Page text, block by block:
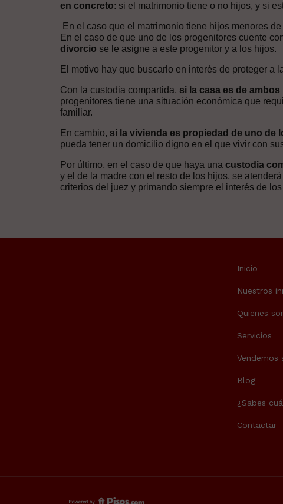
en concreto: si el matrimonio tiene o no hijos, y si
En el caso que el matrimonio tiene hijos menores
En el caso de que uno de los progenitores cuente
divorcio se le asigne a este progenitor y a los hijos.
El motivo hay que buscarlo en interés de proteger a
Con la custodia compartida, si la casa es de
progenitores tiene una situación económica que
familiar.
En cambio, si la vivienda es propiedad de uno de
pueda tener un domicilio digno en el que vivir con
Por último, en el caso de que haya una custodia
y el de la madre con el resto de los hijos, se
criterios del juez y primando siempre el interés de
Inicio
Nuestros
Quienes
Servicios
Vendemos
Blog
¿Sabes
Contactar